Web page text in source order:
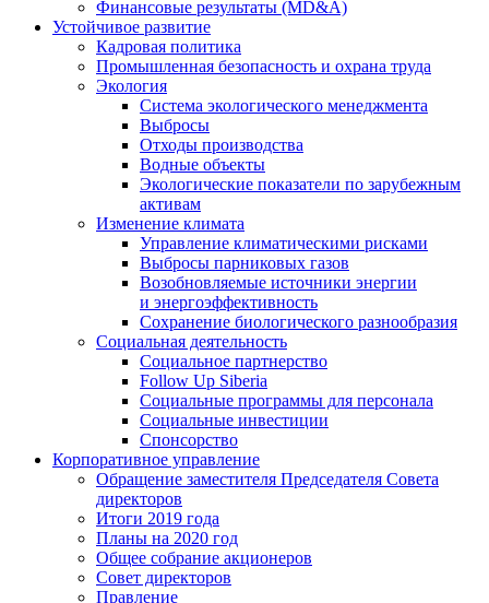
Финансовые результаты (MD&A)
Устойчивое развитие
Кадровая политика
Промышленная безопасность и охрана труда
Экология
Система экологического менеджмента
Выбросы
Отходы производства
Водные объекты
Экологические показатели по зарубежным
активам
Изменение климата
Управление климатическими рисками
Выбросы парниковых газов
Возобновляемые источники энергии
и энергоэффективность
Сохранение биологического разнообразия
Социальная деятельность
Социальное партнерство
Follow Up Siberia
Социальные программы для персонала
Социальные инвестиции
Спонсорство
Корпоративное управление
Обращение заместителя Председателя Совета
директоров
Итоги 2019 года
Планы на 2020 год
Общее собрание акционеров
Совет директоров
Правление